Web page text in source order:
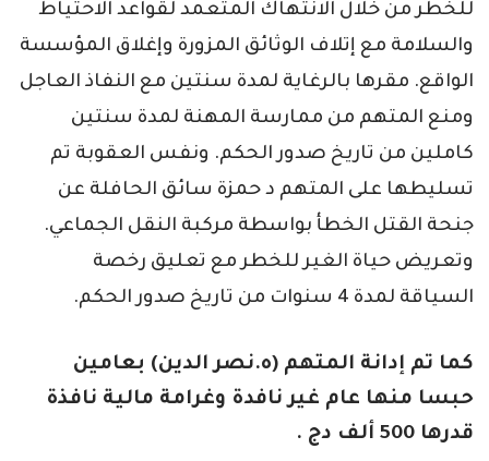
للخطر من خلال الانتهاك المتعمد لقواعد الاحتياط
والسلامة مع إتلاف الوثائق المزورة وإغلاق المؤسسة
الواقع. مقرها بالرغاية لمدة سنتين مع النفاذ العاجل
ومنع المتهم من ممارسة المهنة لمدة سنتين
كاملين من تاريخ صدور الحكم. ونفس العقوبة تم
تسليطها على المتهم د حمزة سائق الحافلة عن
جنحة القتل الخطأ بواسطة مركبة النقل الجماعي.
وتعريض حياة الغير للخطر مع تعليق رخصة
السياقة لمدة 4 سنوات من تاريخ صدور الحكم.
كما تم إدانة المتهم (ه.نصر الدين) بعامين
حبسا منها عام غير نافدة وغرامة مالية نافذة
قدرها 500 ألف دج .